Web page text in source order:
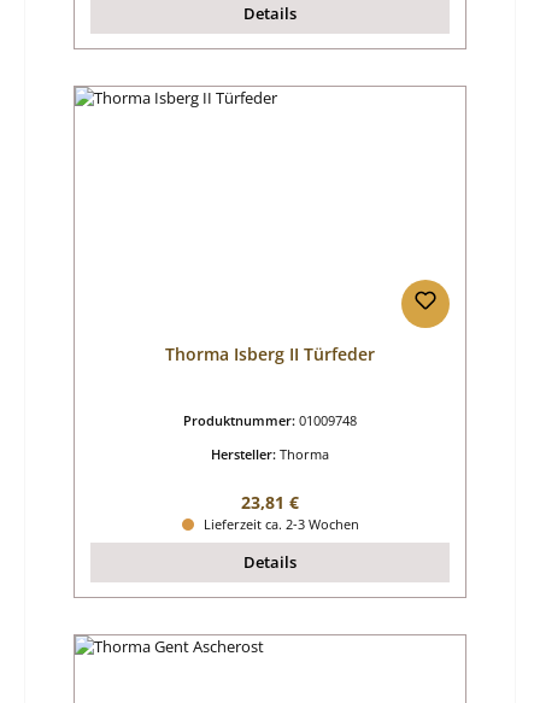
Details
Thorma Isberg II Türfeder
Produktnummer: 01009748
Hersteller: Thorma
Regulärer Preis:
23,81 €
Lieferzeit ca. 2-3 Wochen
Details